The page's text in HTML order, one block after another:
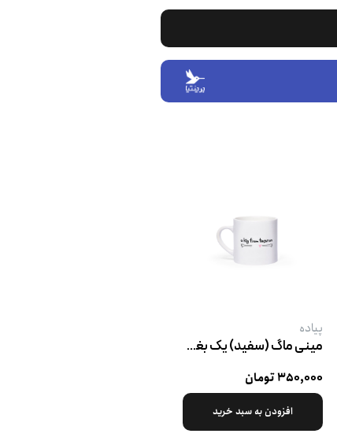
پیاده
مینی ماگ (سفید) یک بغل از طرف تهران
۳۵۰,۰۰۰ تومان
افزودن به سبد خرید